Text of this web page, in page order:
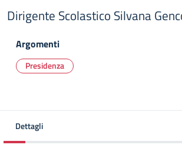
Dirigente Scolastico Silvana
Argomenti
Presidenza
Dettagli